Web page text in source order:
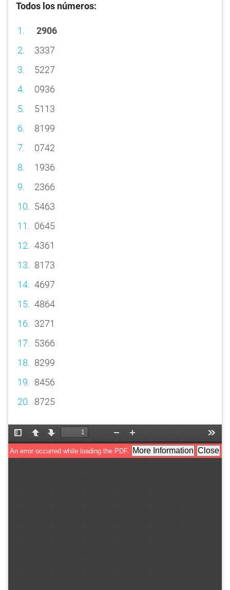
Todos los números:
2906
3337
5227
0936
5113
8199
0742
1936
2366
5463
0645
4361
8173
4697
4864
3271
5366
8299
8456
8725